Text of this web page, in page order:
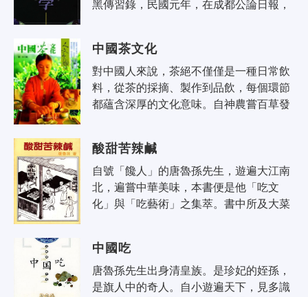
黑傳習錄，民國元年，在成都公論日報，
中國茶文化
對中國人來說，茶絕不僅僅是一種日常飲
料，從茶的採摘、製作到品飲，每個環節
都蘊含深厚的文化意味。自神農嘗百草發
酸甜苦辣鹹
自號「饞人」的唐魯孫先生，遊遍大江南
北，遍嘗中華美味，本書便是他「吃文
化」與「吃藝術」之集萃。書中所及大菜
化..
中國吃
唐魯孫先生出身清皇族。是珍妃的姪孫，
是旗人中的奇人。自小遊遍天下，見多識